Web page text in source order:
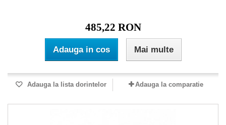
485,22 RON
Adauga in cos Mai multe
Adauga la lista dorintelor Adauga la comparatie